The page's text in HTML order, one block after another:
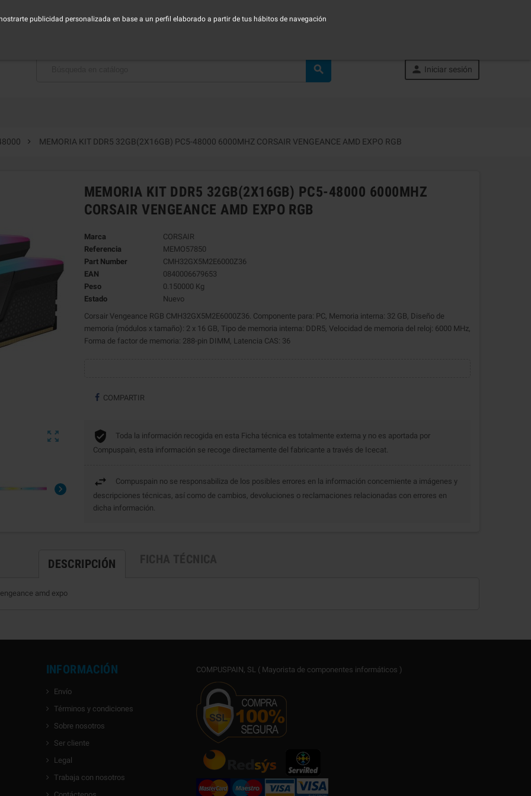
publicidad personalizada en base a un perfil elaborado a partir de tus hábitos de navegación
  Iniciar sesión
 MEMORIA KIT DDR5 32GB(2X16GB) PC5-48000 6000MHZ CORSAIR VENGEANCE AMD EXPO RGB


MEMORIA KIT DDR5 32GB(2X16GB) PC5-48000 6000MHZ
CORSAIR VENGEANCE AMD EXPO RGB
Marca
CORSAIR
Referencia
MEMO57850
Part Number
CMH32GX5M2E6000Z36
EAN
0840006679653
Peso
0.150000 Kg
Estado
Nuevo
Corsair Vengeance RGB CMH32GX5M2E6000Z36. Componente para: PC, Memoria interna: 32 GB, Diseño de
memoria (módulos x tamaño): 2 x 16 GB, Tipo de memoria interna: DDR5, Velocidad de memoria del reloj: 6000 MHz,
Forma de factor de memoria: 288-pin DIMM, Latencia CAS: 36
COMPARTIR
Toda la información recogida en esta Ficha técnica es totalmente externa y no es aportada por
Compuspain, esta información se recoge directamente del fabricante a través de Icecat.
Compuspain no se responsabiliza de los posibles errores en la información concerniente a imágenes y
descripciones técnicas, así como de cambios, devoluciones o reclamaciones relacionadas con errores en
dicha información.
DESCRIPCIÓN
amd expo
INFORMACIÓN
Envío
Términos y condiciones
Sobre nosotros
Ser cliente
Legal
Trabaja con nosotros
COMPUSPAIN, SL ( Mayorista de componentes informáticos )